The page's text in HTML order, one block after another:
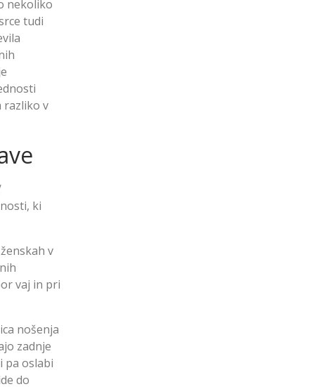
nekoliko
tudi
razliko v
ki
v
vaj in pri
nošenja
zadnje
pa oslabi
do